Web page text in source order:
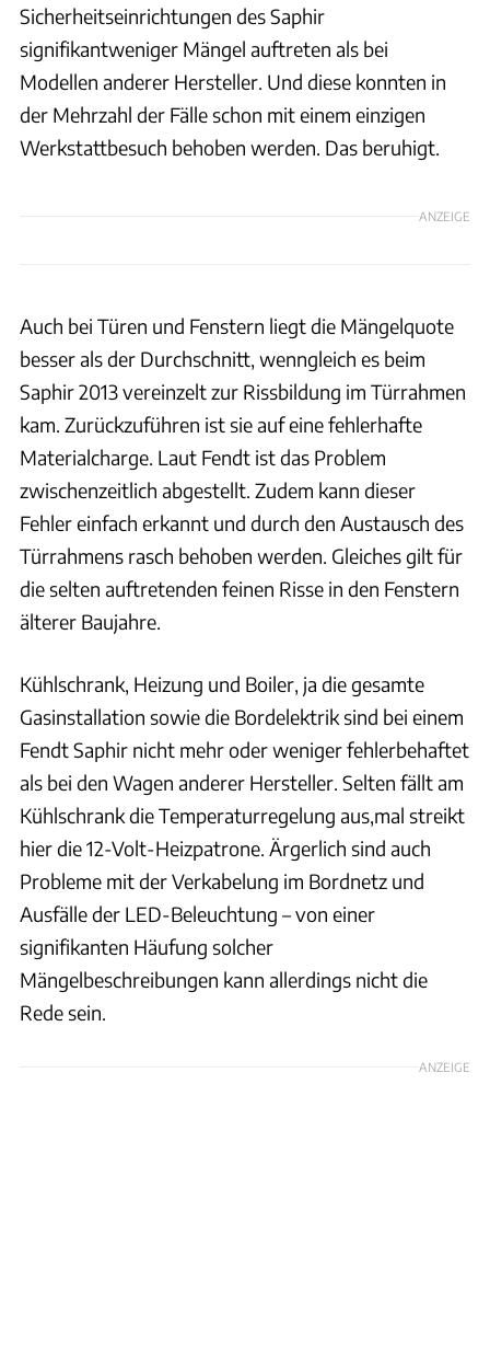
Sicherheitseinrichtungen des Saphir
signifikantweniger Mängel auftreten als bei
Modellen anderer Hersteller. Und diese konnten in
der Mehrzahl der Fälle schon mit einem einzigen
Werkstattbesuch behoben werden. Das beruhigt.
ANZEIGE
Auch bei Türen und Fenstern liegt die Mängelquote
besser als der Durchschnitt, wenngleich es beim
Saphir 2013 vereinzelt zur Rissbildung im Türrahmen
kam. Zurückzuführen ist sie auf eine fehlerhafte
Materialcharge. Laut Fendt ist das Problem
zwischenzeitlich abgestellt. Zudem kann dieser
Fehler einfach erkannt und durch den Austausch des
Türrahmens rasch behoben werden. Gleiches gilt für
die selten auftretenden feinen Risse in den Fenstern
älterer Baujahre.
Kühlschrank, Heizung und Boiler, ja die gesamte
Gasinstallation sowie die Bordelektrik sind bei einem
Fendt Saphir nicht mehr oder weniger fehlerbehaftet
als bei den Wagen anderer Hersteller. Selten fällt am
Kühlschrank die Temperaturregelung aus,mal streikt
hier die 12-Volt-Heizpatrone. Ärgerlich sind auch
Probleme mit der Verkabelung im Bordnetz und
Ausfälle der LED-Beleuchtung – von einer
signifikanten Häufung solcher
Mängelbeschreibungen kann allerdings nicht die
Rede sein.
ANZEIGE